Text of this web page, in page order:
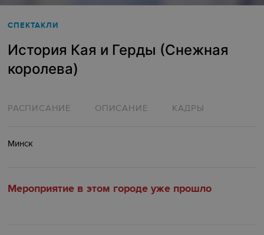
СПЕКТАКЛИ
История Кая и Герды (Снежная
королева)
РАСПИСАНИЕ ОПИСАНИЕ КАДРЫ
Минск
Мероприятие в этом городе уже прошло